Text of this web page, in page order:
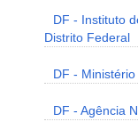
DF - Instituto
Distrito Federal
DF -
DF - Agência